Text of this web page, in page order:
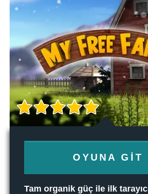
OYUNA GIT
Tam organik güç ile ilk